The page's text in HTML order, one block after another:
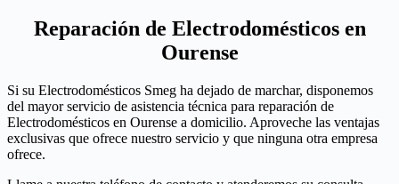
Reparación de Electrodomésticos en
Ourense
Si su Electrodomésticos Smeg ha dejado de marchar, disponemos
del mayor servicio de asistencia técnica para reparación de
Electrodomésticos en Ourense a domicilio. Aproveche las ventajas
exclusivas que ofrece nuestro servicio y que ninguna otra empresa
ofrece.